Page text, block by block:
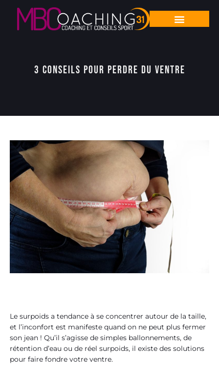
3 conseils pour perdre du ventre
Le surpoids a tendance à se concentrer autour de la taille,
et l’inconfort est manifeste quand on ne peut plus fermer
son jean ! Qu’il s’agisse de simples ballonnements, de
rétention d’eau ou de réel surpoids, il existe des solutions
pour faire fondre votre ventre.